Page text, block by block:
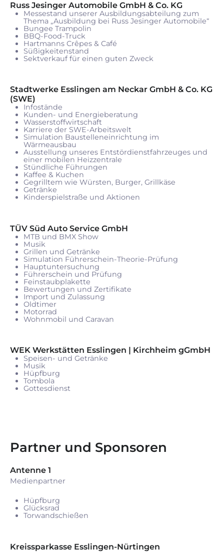
Russ Jesinger Automobile GmbH & Co. KG
Messestand unserer Ausbildungsabteilung zum
Thema „Ausbildung bei Russ Jesinger Automobile“
Bungee Trampolin
BBQ-Food-Truck
Hartmanns Crêpes & Café
Süßigkeitenstand
Sektverkauf für einen guten Zweck
Stadtwerke Esslingen am Neckar GmbH & Co. KG
(SWE)
Infostände
Kunden- und Energieberatung
Wasserstoffwirtschaft
Karriere der SWE-Arbeitswelt
Simulation Baustelleneinrichtung im
Wärmeausbau
Ausstellung unseres Entstördienstfahrzeuges und
einer mobilen Heizzentrale
Stündliche Führungen
Kaffee & Kuchen
Gegrilltem wie Würsten, Burger, Grillkäse
Getränke
Kinderspielstraße und Aktionen
TÜV Süd Auto Service GmbH
MTB und BMX Show
Musik
Grillen und Getränke
Simulation Führerschein-Theorie-Prüfung
Hauptuntersuchung
Führerschein und Prüfung
Feinstaubplakette
Bewertungen und Zertifikate
Import und Zulassung
Oldtimer
Motorrad
Wohnmobil und Caravan
WEK Werkstätten Esslingen | Kirchheim gGmbH
Speisen- und Getränke
Musik
Hüpfburg
Tombola
Gottesdienst
Partner und Sponsoren
Antenne 1
Medienpartner
Hüpfburg
Glücksrad
Torwandschießen
Kreissparkasse Esslingen-Nürtingen